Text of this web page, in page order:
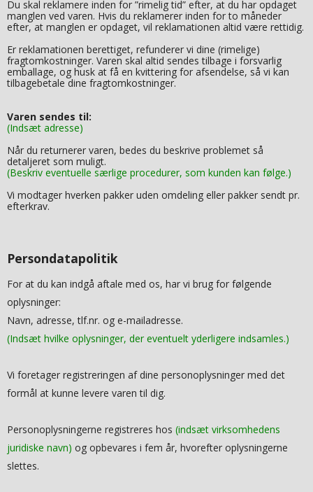
Du skal reklamere inden for ”rimelig tid” efter, at du har opdaget
manglen ved varen. Hvis du reklamerer inden for to måneder
efter, at manglen er opdaget, vil reklamationen altid være rettidig.
Er reklamationen berettiget, refunderer vi dine (rimelige)
fragtomkostninger. Varen skal altid sendes tilbage i forsvarlig
emballage, og husk at få en kvittering for afsendelse, så vi kan
tilbagebetale dine fragtomkostninger.
Varen sendes til:
(Indsæt adresse)
Når du returnerer varen, bedes du beskrive problemet så
detaljeret som muligt.
(Beskriv eventuelle særlige procedurer, som kunden kan følge.)
Vi modtager hverken pakker uden omdeling eller pakker sendt pr.
efterkrav.
Persondatapolitik
For at du kan indgå aftale med os, har vi brug for følgende
oplysninger:
Navn, adresse, tlf.nr. og e-mailadresse.
(Indsæt hvilke oplysninger, der eventuelt yderligere indsamles.)
Vi foretager registreringen af dine personoplysninger med det
formål at kunne levere varen til dig.
Personoplysningerne registreres hos (indsæt virksomhedens
juridiske navn) og opbevares i fem år, hvorefter oplysningerne
slettes.